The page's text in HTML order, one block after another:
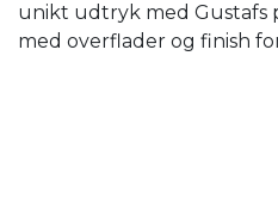
unikt udtryk med Gustafs
med overflader og finish